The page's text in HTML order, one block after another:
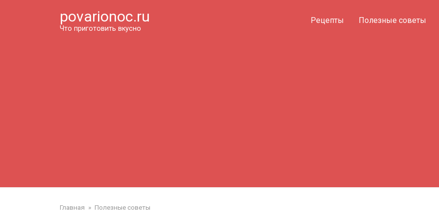
povarionoc.ru
Что приготовить вкусно
Рецепты Полезные советы
Главная » Полезные советы